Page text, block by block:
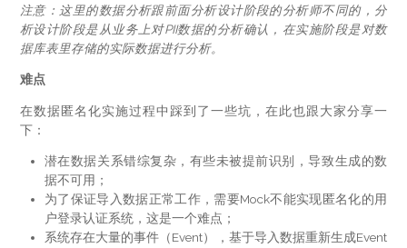
注意：这里的数据分析跟前面分析设计阶段的分析师不同的，分
析设计阶段是从业务上对PII数据的分析确认，在实施阶段是对数
据库表里存储的实际数据进行分析。
难点
在数据匿名化实施过程中踩到了一些坑，在此也跟大家分享一
下：
潜在数据关系错综复杂，有些未被提前识别，导致生成的数
据不可用；
为了保证导入数据正常工作，需要Mock不能实现匿名化的用
户登录认证系统，这是一个难点；
系统存在大量的事件（Event），基于导入数据重新生成Event